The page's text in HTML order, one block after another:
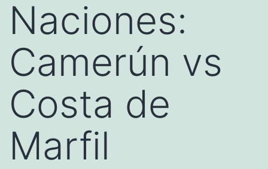
Naciones:
Camerún vs
Costa de
Marfil